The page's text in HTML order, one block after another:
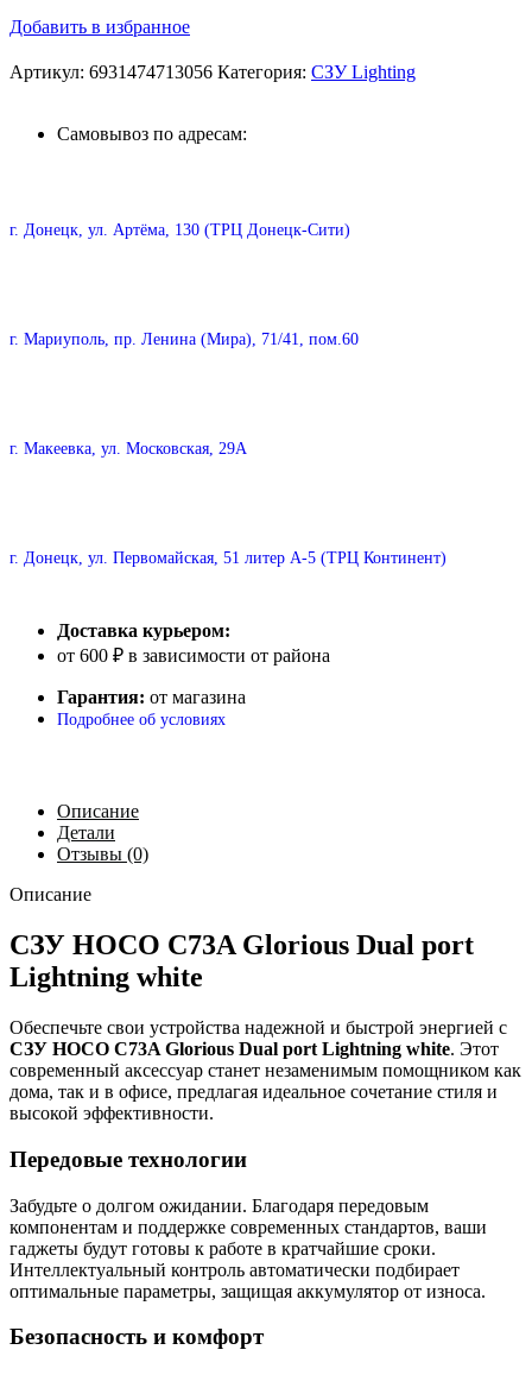
Добавить в избранное
Артикул: 6931474713056 Категория: СЗУ Lighting
Самовывоз по адресам:
г. Донецк, ул. Артёма, 130 (ТРЦ Донецк-Сити)
г. Мариуполь, пр. Ленина (Мира), 71/41, пом.60
г. Макеевка, ул. Московская, 29А
г. Донецк, ул. Первомайская, 51 литер А-5 (ТРЦ Континент)
Доставка курьером:
от 600 ₽ в зависимости от района
Гарантия: от магазина
Подробнее об условиях
Описание
Детали
Отзывы (0)
Описание
СЗУ HOCO C73A Glorious Dual port
Lightning white
Обеспечьте свои устройства надежной и быстрой энергией с
СЗУ HOCO C73A Glorious Dual port Lightning white. Этот
современный аксессуар станет незаменимым помощником как
дома, так и в офисе, предлагая идеальное сочетание стиля и
высокой эффективности.
Передовые технологии
Забудьте о долгом ожидании. Благодаря передовым
компонентам и поддержке современных стандартов, ваши
гаджеты будут готовы к работе в кратчайшие сроки.
Интеллектуальный контроль автоматически подбирает
оптимальные параметры, защищая аккумулятор от износа.
Безопасность и комфорт